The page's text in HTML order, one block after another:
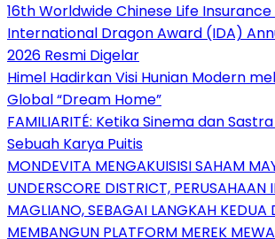
16th Worldwide Chinese Life
International Dragon Award (IDA)
2026 Resmi Digelar
Himel Hadirkan Visi Hunian Modern
Global “Dream Home”
FAMILIARITÉ: Ketika Sinema dan
Sebuah Karya Puitis
MONDEVITA MENGAKUISISI SAHAM
UNDERSCORE DISTRICT, PERUSAHAAN
MAGLIANO, SEBAGAI LANGKAH KEDUA
MEMBANGUN PLATFORM MEREK